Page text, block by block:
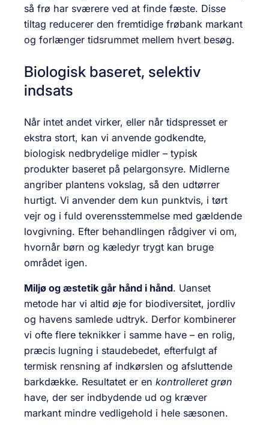
så frø har sværere ved at finde fæste. Disse
tiltag reducerer den fremtidige frøbank markant
og forlænger tidsrummet mellem hvert besøg.
Biologisk baseret, selektiv
indsats
Når intet andet virker, eller når tidspresset er
ekstra stort, kan vi anvende godkendte,
biologisk nedbrydelige midler – typisk
produkter baseret på pelargonsyre. Midlerne
angriber plantens voks­lag, så den udtørrer
hurtigt. Vi anvender dem kun punktvis, i tørt
vejr og i fuld overensstemmelse med gældende
lovgivning. Efter behandlingen rådgiver vi om,
hvornår børn og kæledyr trygt kan bruge
området igen.
Miljø og æstetik går hånd i hånd. Uanset
metode har vi altid øje for biodiversitet, jord­liv
og havens samlede udtryk. Derfor kombinerer
vi ofte flere teknikker i samme have – en rolig,
præcis lugning i staudebedet, efterfulgt af
termisk rensning af indkørslen og afsluttende
barkdække. Resultatet er en kontrolleret grøn
have, der ser indbydende ud og kræver
markant mindre vedligehold i hele sæsonen.